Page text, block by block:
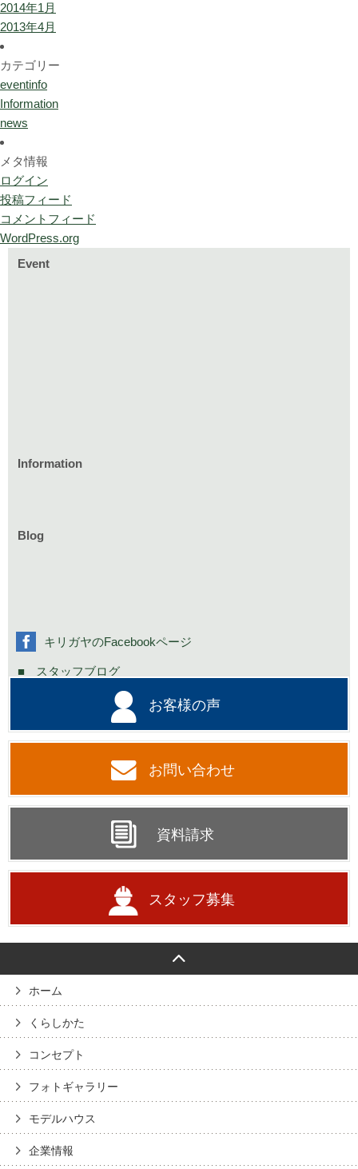
2014年1月
2013年4月
カテゴリー
eventinfo
Information
news
メタ情報
ログイン
投稿フィード
コメントフィード
WordPress.org
Event
家づくりのイベント情報
Information
お知らせ一覧
Blog
社長の不定期日記
スタッフブログ
お客様の声
お問い合わせ
資料請求
スタッフ募集
キリガヤのFacebookページ
ホーム
くらしかた
コンセプト
フォトギャラリー
モデルハウス
企業情報